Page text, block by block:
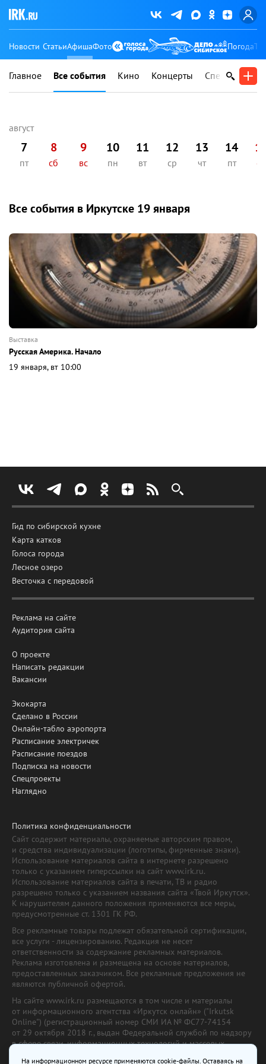
Новости СтатьиАфишаФото Погода
Главное Все события Кино Концерты Спектакли
7
пт
8
сб
9
вс
10
пн
11
вт
12
ср
13
чт
14
пт сб
Все события в Иркутске 19 января
выставка
Русская Америка. Начало
19 января, вт 10:00
Гид по сибирской кухне
Карта катков
Голоса города
Лесное озеро
Весточка с передовой
Реклама на сайте
Аудитория сайта
О проекте
Написать редакции
Вакансии
Экокарта
Сделано в России
Онлайн-табло аэропорта
Расписание электричек
Расписание поездов
Подписка на новости
Спецпроекты
Наглядно
Политика конфиденциальности
Сайт содержит материалы, охраняемые авторским правом,
и средства индивидуализации (логотипы, фирменные знаки).
Использование материалов сайта в интернете разрешено
только с указанием гиперссылки на сайт www.irk.ru.
Использование материалов сайта в печати, ТВ и радио
разрешено только с указанием названия сайта «Твой Иркутск».
К нарушителям данного положения применяются все меры,
предусмотренные ст. 1301 ГК РФ.
Все рекламные товары подлежат обязательной сертификации,
все услуги - лицензированию. Редакция не несет
ответственности за содержание рекламных материалов.
Реклама изготовлена и размещена на основе материалов,
предоставленных заказчиком. Все рекламные предложения не
являются публичной офертой.
На сайте www.irk.ru размещаются в том числе и материалы
от информационного агентства «Иркутск онлайн» ("Irkutsk
Online") (регистрационный номер СМИ ИА № ФС77-74154
от 29 октября 2018 г., выдан Федеральной службой по надзору
в сфере связи, информационных технологий и массовых
На информационном ресурсе применяются cookie-файлы. Оставаясь на